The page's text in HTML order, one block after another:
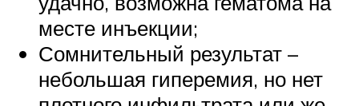
месте инъекции;
Сомнительный результат –
небольшая гиперемия, но нет